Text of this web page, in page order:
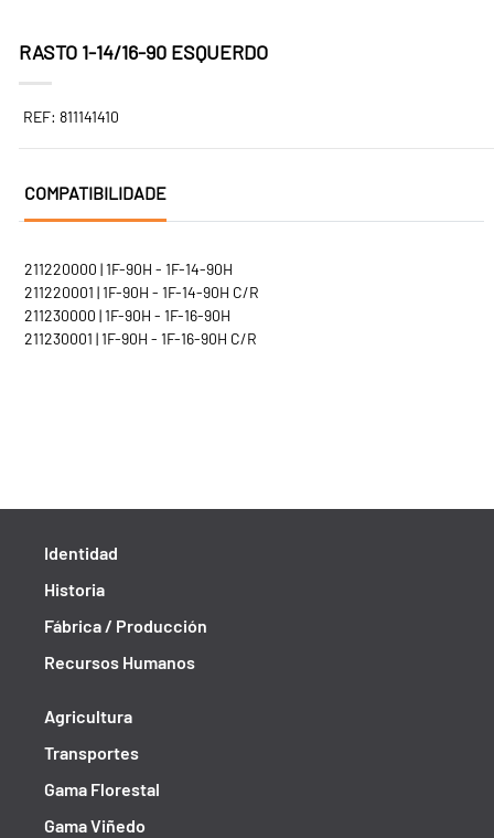
RASTO 1-14/16-90 ESQUERDO
REF: 811141410
COMPATIBILIDADE
211220000 | 1F-90H - 1F-14-90H
211220001 | 1F-90H - 1F-14-90H C/R
211230000 | 1F-90H - 1F-16-90H
211230001 | 1F-90H - 1F-16-90H C/R
Identidad
Historia
Fábrica / Producción
Recursos Humanos
Agricultura
Transportes
Gama Florestal
Gama Viñedo